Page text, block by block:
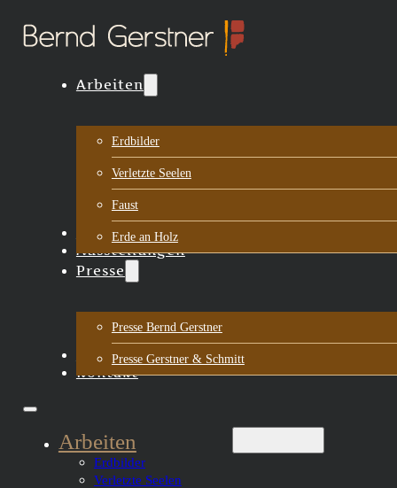
Arbeiten
Erdbilder
Verletzte Seelen
Faust
Erde an Holz
Biografie
Ausstellungen
Presse
Presse Bernd Gerstner
Presse Gerstner & Schmitt
Aktuelles
Kontakt
Arbeiten
Erdbilder
Verletzte Seelen